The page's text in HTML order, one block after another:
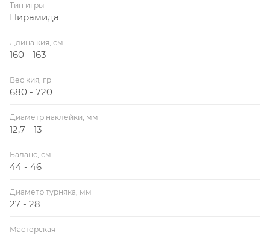
Тип игры
Пирамида
Длина кия, см
160 - 163
Вес кия, гр
680 - 720
Диаметр наклейки, мм
12,7 - 13
Баланс, см
44 - 46
Диаметр турняка, мм
27 - 28
Мастерская